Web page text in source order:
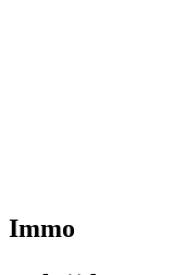
Immo